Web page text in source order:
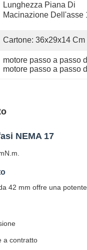
Lunghezza Piana Di
Macinazione Dell'asse
Cartone: 36x29x14 Cm
motore passo a passo
motore passo a passo
NEMA 17
42 mm offre una
a contratto